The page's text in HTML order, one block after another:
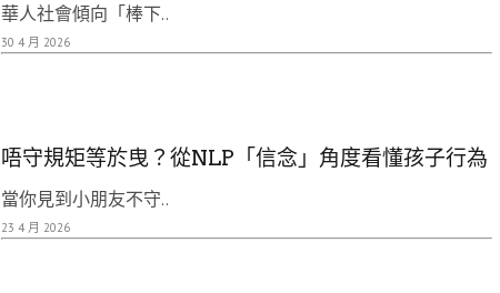
華人社會傾向「棒下..
30 4 月 2026
唔守規矩等於曳？從NLP「信念」角度看懂孩子行為
當你見到小朋友不守..
23 4 月 2026